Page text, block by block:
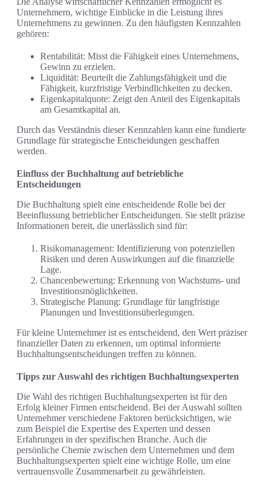
Unternehmern, wichtige Einblicke in die Leistung ihres
Unternehmens zu gewinnen. Zu den häufigsten Kennzahlen
gehören:
Rentabilität: Misst die Fähigkeit eines Unternehmens,
Gewinn zu erzielen.
Liquidität: Beurteilt die Zahlungsfähigkeit und die
Fähigkeit, kurzfristige Verbindlichkeiten zu decken.
Eigenkapitalquote: Zeigt den Anteil des Eigenkapitals
am Gesamtkapital an.
Durch das Verständnis dieser Kennzahlen kann eine fundierte
Grundlage für strategische Entscheidungen geschaffen
werden.
Einfluss der Buchhaltung auf betriebliche
Entscheidungen
Die Buchhaltung spielt eine entscheidende Rolle bei der
Beeinflussung betrieblicher Entscheidungen. Sie stellt präzise
Informationen bereit, die unerlässlich sind für:
Risikomanagement: Identifizierung von potenziellen
Risiken und deren Auswirkungen auf die finanzielle
Lage.
Chancenbewertung: Erkennung von Wachstums- und
Investitionsmöglichkeiten.
Strategische Planung: Grundlage für langfristige
Planungen und Investitionsüberlegungen.
Für kleine Unternehmer ist es entscheidend, den Wert präziser
finanzieller Daten zu erkennen, um optimal informierte
Buchhaltungsentscheidungen treffen zu können.
Tipps zur Auswahl des richtigen Buchhaltungsexperten
Die Wahl des richtigen Buchhaltungsexperten ist für den
Erfolg kleiner Firmen entscheidend. Bei der Auswahl sollten
Unternehmer verschiedene Faktoren berücksichtigen, wie
zum Beispiel die Expertise des Experten und dessen
Erfahrungen in der spezifischen Branche. Auch die
persönliche Chemie zwischen dem Unternehmen und dem
Buchhaltungsexperten spielt eine wichtige Rolle, um eine
vertrauensvolle Zusammenarbeit zu gewährleisten.